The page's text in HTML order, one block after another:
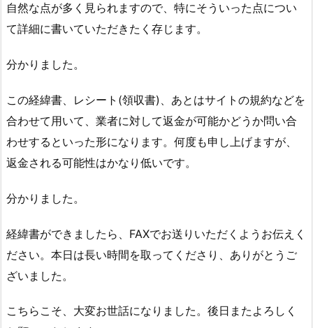
自然な点が多く見られますので、特にそういった点につい
て詳細に書いていただきたく存じます。
分かりました。
この経緯書、レシート(領収書)、あとはサイトの規約などを
合わせて用いて、業者に対して返金が可能かどうか問い合
わせするといった形になります。何度も申し上げますが、
返金される可能性はかなり低いです。
分かりました。
経緯書ができましたら、FAXでお送りいただくようお伝えく
ださい。本日は長い時間を取ってくださり、ありがとうご
ざいました。
こちらこそ、大変お世話になりました。後日またよろしく